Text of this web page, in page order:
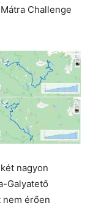
Challenge
nagyon
Galyatető
nem érően